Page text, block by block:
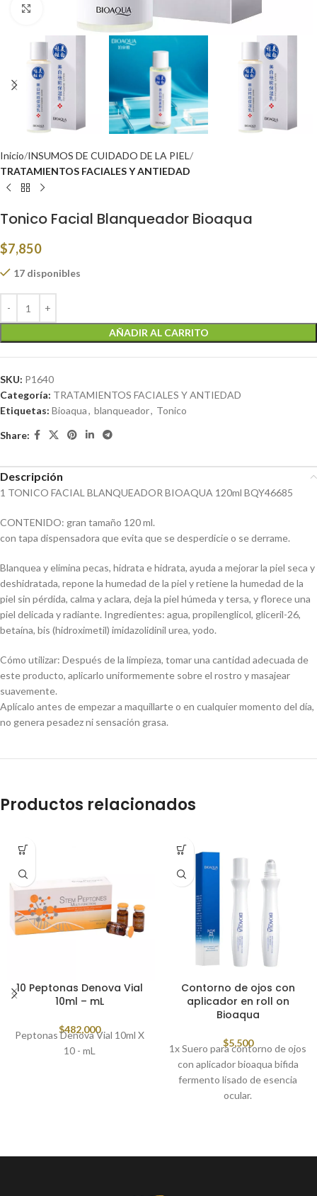
Click to enlarge
Inicio INSUMOS DE CUIDADO DE LA PIEL
TRATAMIENTOS FACIALES Y ANTIEDAD
Tonico Facial Blanqueador Bioaqua
$7,850
17 disponibles
AÑADIR AL CARRITO
SKU: P1640
Categoría: TRATAMIENTOS FACIALES Y ANTIEDAD
Etiquetas: Bioaqua, blanqueador, Tonico
Share:
Descripción
1 TONICO FACIAL BLANQUEADOR BIOAQUA 120ml BQY46685
CONTENIDO: gran tamaño 120 ml.
con tapa dispensadora que evita que se desperdicie o se derrame.
Blanquea y elimina pecas, hidrata e hidrata, ayuda a mejorar la piel seca y
deshidratada, repone la humedad de la piel y retiene la humedad de la
piel sin pérdida, calma y aclara, deja la piel húmeda y tersa, y florece una
piel delicada y radiante. Ingredientes: agua, propilenglicol, gliceril-26,
betaína, bis (hidroximetil) imidazolidinil urea, yodo.
Cómo utilizar: Después de la limpieza, tomar una cantidad adecuada de
este producto, aplicarlo uniformemente sobre el rostro y masajear
suavemente.
Aplícalo antes de empezar a maquillarte o en cualquier momento del día,
no genera pesadez ni sensación grasa.
Productos relacionados
10 Peptonas Denova Vial
10ml – mL
$482,000
Peptonas Denova Vial 10ml X
10 - mL
Contorno de ojos con
aplicador en roll on
Bioaqua
$5,500
1x Suero para contorno de ojos
con aplicador bioaqua bifida
fermento lisado de esencia
ocular.